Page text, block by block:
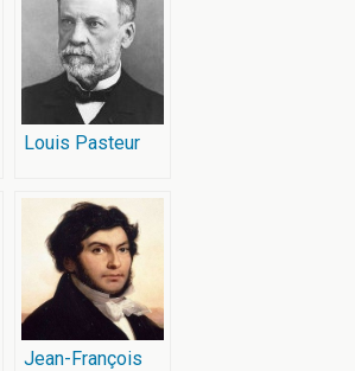
Louis Pasteur
Jean-François